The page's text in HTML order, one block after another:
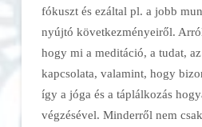
fókuszt és ezáltal pl. a jobb
nyújtó következményeiről.
hogy mi a meditáció, a tudat,
kapcsolata, valamint, hogy
így a jóga és a táplálkozás
végzésével. Minderről nem